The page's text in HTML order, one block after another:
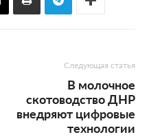
Следующая статья
В молочное
скотоводство ДНР
внедряют цифровые
технологии